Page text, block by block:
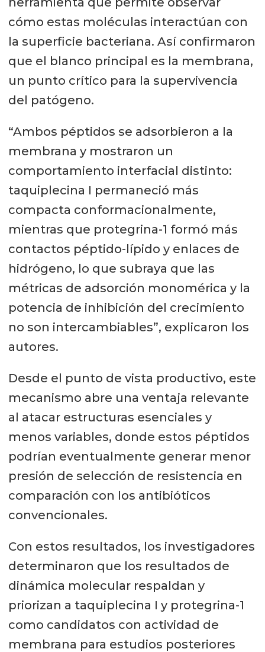
cómo estas moléculas interactúan con
la superficie bacteriana. Así confirmaron
que el blanco principal es la membrana,
un punto crítico para la supervivencia
del patógeno.
“Ambos péptidos se adsorbieron a la
membrana y mostraron un
comportamiento interfacial distinto:
taquiplecina I permaneció más
compacta conformacionalmente,
mientras que protegrina-1 formó más
contactos péptido-lípido y enlaces de
hidrógeno, lo que subraya que las
métricas de adsorción monomérica y la
potencia de inhibición del crecimiento
no son intercambiables”, explicaron los
autores.
Desde el punto de vista productivo, este
mecanismo abre una ventaja relevante
al atacar estructuras esenciales y
menos variables, donde estos péptidos
podrían eventualmente generar menor
presión de selección de resistencia en
comparación con los antibióticos
convencionales.
Con estos resultados, los investigadores
determinaron que los resultados de
dinámica molecular respaldan y
priorizan a taquiplecina I y protegrina-1
como candidatos con actividad de
membrana para estudios posteriores